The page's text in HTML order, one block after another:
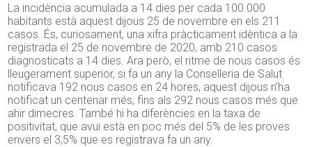
La incidència acumulada a 14 dies per cada 100.000
habitants està aquest dijous 25 de novembre en els 211
casos. És, curiosament, una xifra pràcticament idèntica a la
registrada el 25 de novembre de 2020, amb 210 casos
diagnosticats a 14 dies. Ara però, el ritme de nous casos és
lleugerament superior, si fa un any la Conselleria de Salut
notificava 192 nous casos en 24 hores, aquest dijous n’ha
notificat un centenar més, fins als 292 nous casos més que
ahir dimecres. També hi ha diferències en la taxa de
positivitat, que avui està en poc més del 5% de les proves
envers el 3,5% que es registrava fa un any.